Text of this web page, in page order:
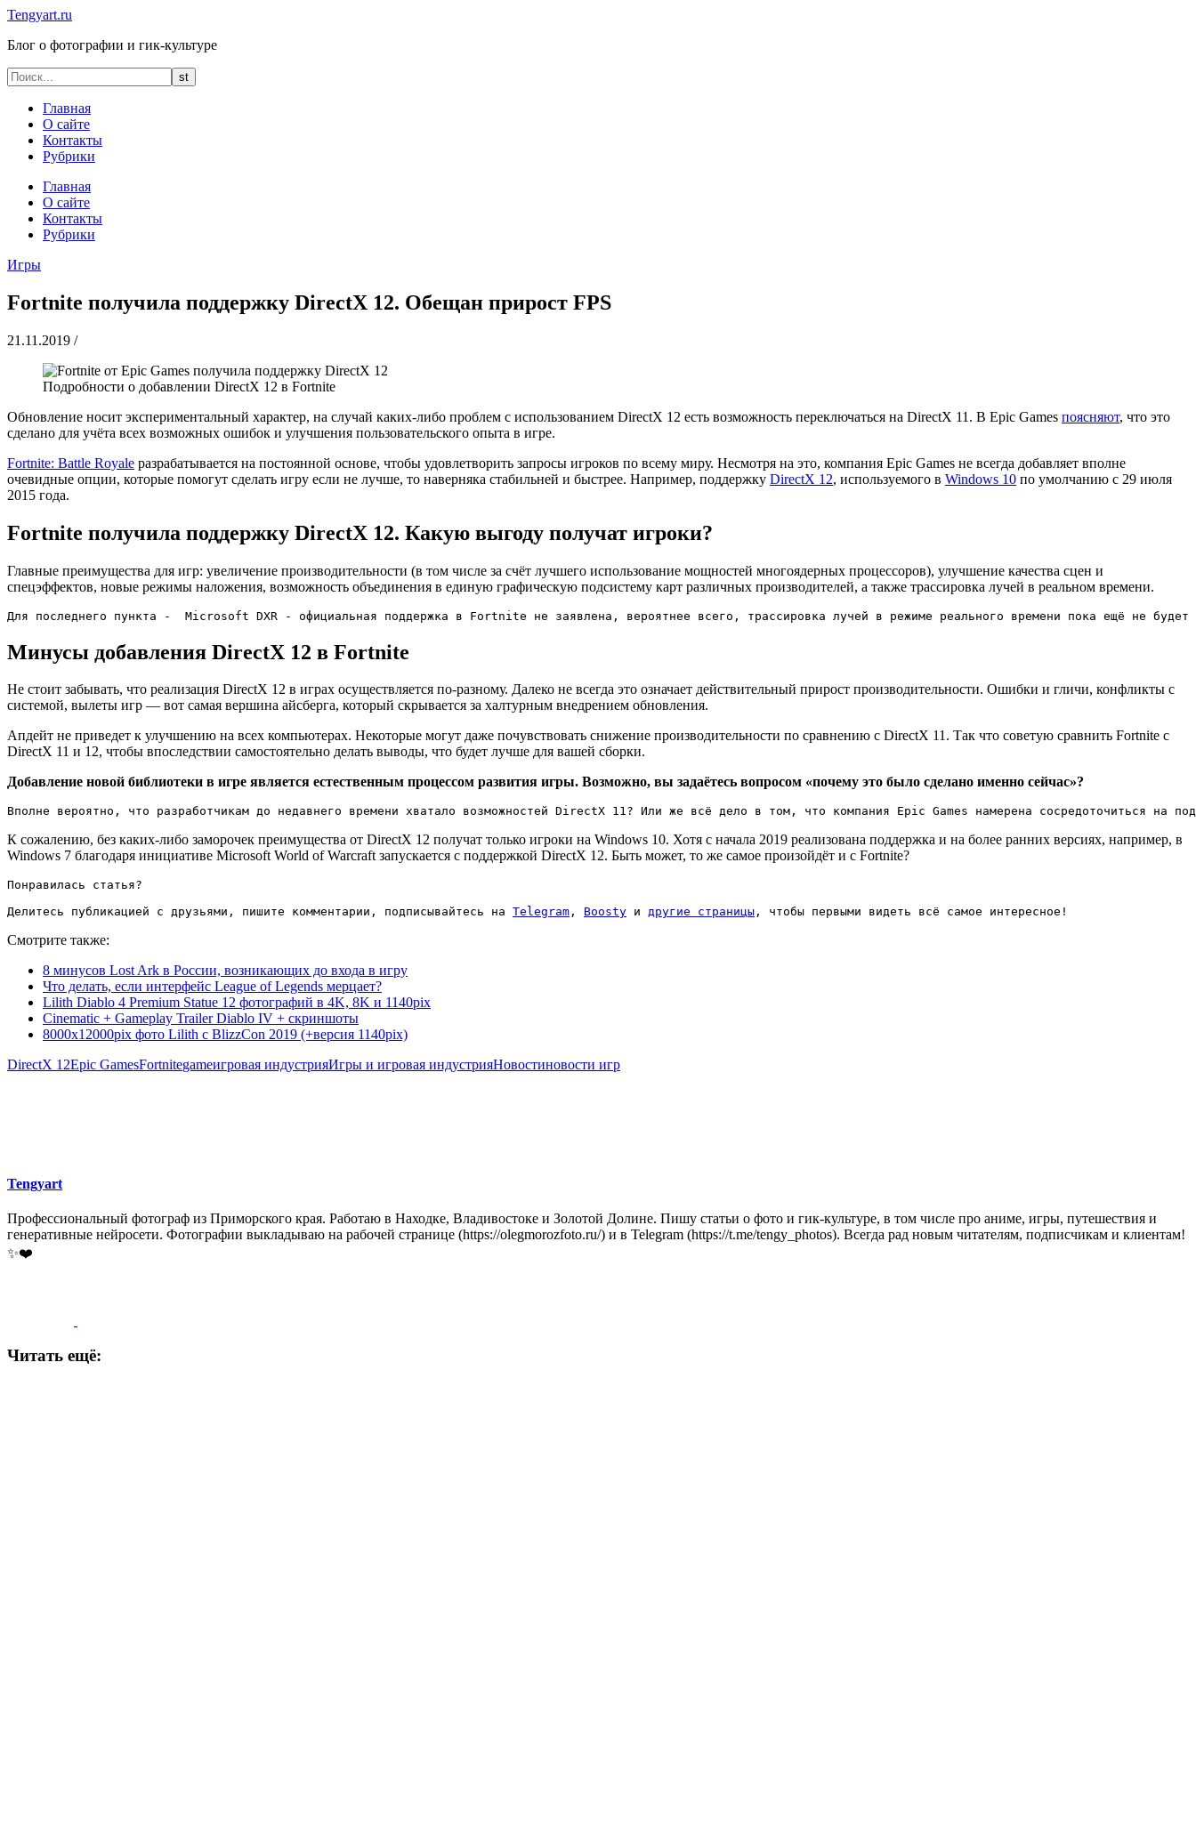
Tengyart.ru
Блог о фотографии и гик-культуре
Главная
О сайте
Контакты
Рубрики
Главная
О сайте
Контакты
Рубрики
Игры
Fortnite получила поддержку DirectX 12. Обещан прирост FPS
21.11.2019 /
Подробности о добавлении DirectX 12 в Fortnite
Обновление носит экспериментальный характер, на случай каких-либо проблем с использованием DirectX 12 есть возможность переключаться на DirectX 11. В Epic Games поясняют, что это
сделано для учёта всех возможных ошибок и улучшения пользовательского опыта в игре.
Fortnite: Battle Royale разрабатывается на постоянной основе, чтобы удовлетворить запросы игроков по всему миру. Несмотря на это, компания Epic Games не всегда добавляет вполне
очевидные опции, которые помогут сделать игру если не лучше, то наверняка стабильней и быстрее. Например, поддержку DirectX 12, используемого в Windows 10 по умолчанию с 29 июля
2015 года.
Fortnite получила поддержку DirectX 12. Какую выгоду получат игроки?
Главные преимущества для игр: увеличение производительности (в том числе за счёт лучшего использование мощностей многоядерных процессоров), улучшение качества сцен и
спецэффектов, новые режимы наложения, возможность объединения в единую графическую подсистему карт различных производителей, а также трассировка лучей в реальном времени.
Для последнего пункта -  Microsoft DXR - официальная поддержка в Fortnite не заявлена, вероятнее всего, трассировка лучей в режиме реального времени пока ещё не будет
Минусы добавления DirectX 12 в Fortnite
Не стоит забывать, что реализация DirectX 12 в играх осуществляется по-разному. Далеко не всегда это означает действительный прирост производительности. Ошибки и гличи, конфликты с
системой, вылеты игр — вот самая вершина айсберга, который скрывается за халтурным внедрением обновления.
Апдейт не приведет к улучшению на всех компьютерах. Некоторые могут даже почувствовать снижение производительности по сравнению с DirectX 11. Так что советую сравнить Fortnite с
DirectX 11 и 12, чтобы впоследствии самостоятельно делать выводы, что будет лучше для вашей сборки.
Добавление новой библиотеки в игре является естественным процессом развития игры. Возможно, вы задаётесь вопросом «почему это было сделано именно сейчас»?
Вполне вероятно, что разработчикам до недавнего времени хватало возможностей DirectX 11? Или же всё дело в том, что компания Epic Games намерена сосредоточиться на
К сожалению, без каких-либо заморочек преимущества от DirectX 12 получат только игроки на Windows 10. Хотя с начала 2019 реализована поддержка и на более ранних версиях, например, в
Windows 7 благодаря инициативе Microsoft World of Warcraft запускается с поддержкой DirectX 12. Быть может, то же самое произойдёт и с Fortnite?
Понравилась статья?
Делитесь публикацией с друзьями, пишите комментарии, подписывайтесь на Telegram , Boosty и другие страницы , чтобы первыми видеть всё самое интересное!
Смотрите также:
8 минусов Lost Ark в России, возникающих до входа в игру
Что делать, если интерфейс League of Legends мерцает?
Lilith Diablo 4 Premium Statue 12 фотографий в 4K, 8K и 1140pix
Cinematic + Gameplay Trailer Diablo IV + скриншоты
8000х12000pix фото Lilith с BlizzCon 2019 (+версия 1140pix)
DirectX 12Epic GamesFortnitegameигровая индустрияИгры и игровая индустрияНовостиновости игр
Tengyart
Профессиональный фотограф из Приморского края. Работаю в Находке, Владивостоке и Золотой Долине. Пишу статьи о фото и гик-культуре, в том числе про аниме, игры, путешествия и
генеративные нейросети. Фотографии выкладываю на рабочей странице (https://olegmorozfoto.ru/) и в Telegram (https://t.me/tengy_photos). Всегда рад новым читателям, подписчикам и клиентам!
✨❤️
Читать ещё: